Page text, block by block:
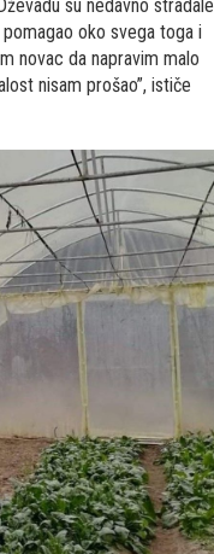
su nedavno stradale
oko svega toga i
novac da napravim malo
nisam prošao”, ističe